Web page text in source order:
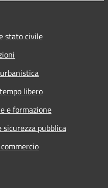
stato civile
libero
e formazione
sicurezza pubblica